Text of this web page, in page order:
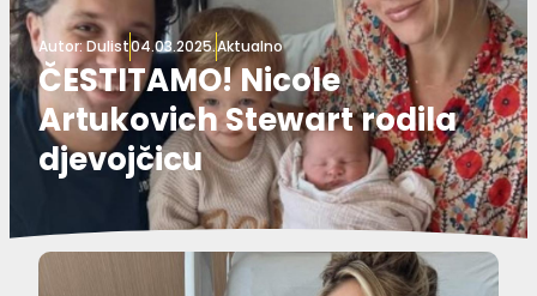
Autor:Dulist04.03.2025.Aktualno
ČESTITAMO! Nicole
Artukovich Stewart rodila
djevojčicu